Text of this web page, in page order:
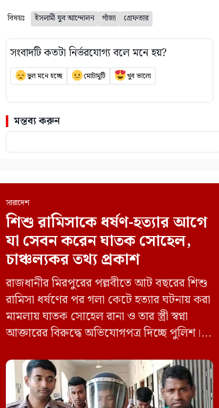
বিষয়ঃ ইসলামী যুব আন্দোলন গাঁজা গ্রেফতার
সংবাদটি কতটা নির্ভরযোগ্য বলে মনে হয়?
ভুল মনে হচ্ছে মোটামুটি খুব ভালো
মন্তব্য করুন
সারাদেশ
শিশু রামিসাকে ধর্ষণ-হত্যার আগে
যা সেবন করেন ঘাতক সোহেল,
চাঞ্চল্যকর তথ্য প্রকাশ
রাজধানীর মিরপুরের পল্লবীতে আট বছরের শিশু
রামিসা ধর্ষণের পর গলা কেটে হত্যার ঘটনায় করা
মামলায় ঘাতক সোহেল রানা ও তার স্ত্রী স্বপ্না
আক্তারের বিরুদ্ধে অভিযোগপত্র দিচ্ছে পুলিশ।
সেবন করেছিলেন বলে জবানবন্দিতে
জানিয়েছেন আসামি। রোববার (২৪ মে) সকালে
মামলার তদন্ত কর্মকর্তা পল্লবী থানার উপ-